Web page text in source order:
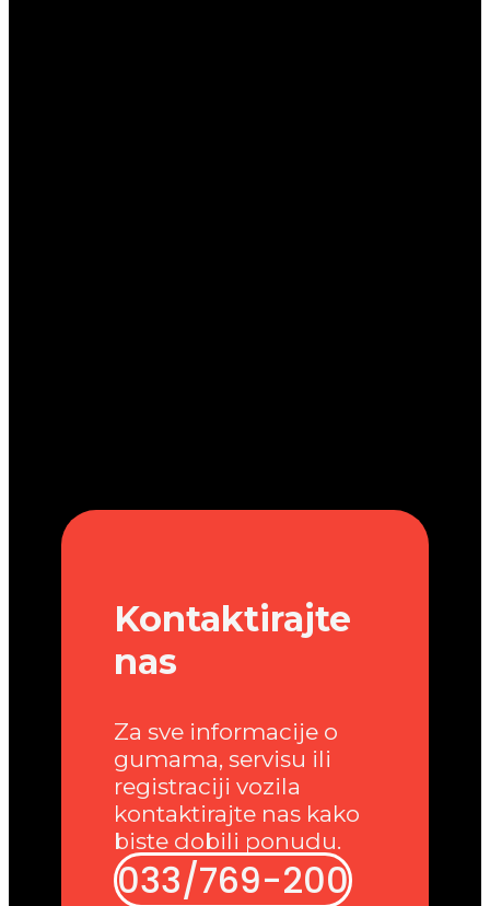
Kontaktirajte
nas
Za sve informacije o
gumama, servisu ili
registraciji vozila
kontaktirajte nas kako
biste dobili ponudu.
033/769-200